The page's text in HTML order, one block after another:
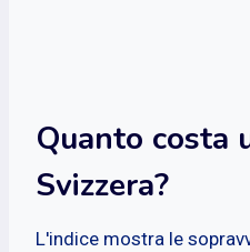
Quanto costa
Svizzera?
L'indice mostra le